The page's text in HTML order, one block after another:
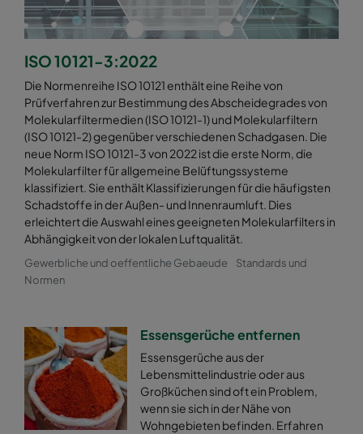
ISO 10121-3:2022
Die Normenreihe ISO 10121 enthält eine Reihe von
Prüfverfahren zur Bestimmung des Abscheidegrades von
Molekularfiltermedien (ISO 10121-1) und Molekularfiltern
(ISO 10121-2) gegenüber verschiedenen Schadgasen. Die
neue Norm ISO 10121-3 von 2022 ist die erste Norm, die
Molekularfilter für allgemeine Belüftungssysteme
klassifiziert. Sie enthält Klassifizierungen für die häufigsten
Schadstoffe in der Außen- und Innenraumluft. Dies
erleichtert die Auswahl eines geeigneten Molekularfilters in
Abhängigkeit von der lokalen Luftqualität.
Gewerbliche und oeffentliche Gebaeude
Standards und
Normen
Essensgerüche entfernen
Essensgerüche aus der
Lebensmittelindustrie oder aus
Großküchen sind oft ein Problem,
wenn sie sich in der Nähe von
Wohngebieten befinden. Erfahren